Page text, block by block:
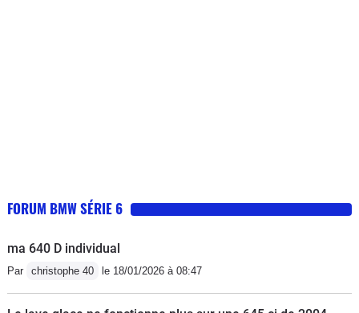
FORUM BMW SÉRIE 6
ma 640 D individual
Par christophe 40 le 18/01/2026 à 08:47